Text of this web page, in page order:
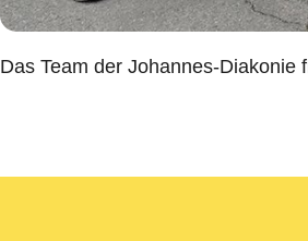
Das Team der Johannes-